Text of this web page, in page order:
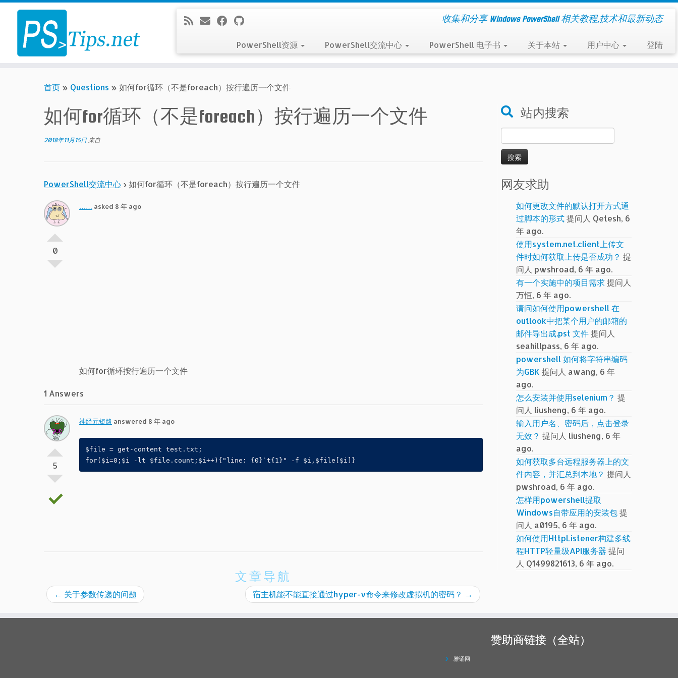
Skip
content
收集和分享 Windows PowerShell 相关教程,技术和最新动态
PowerShell资源 PowerShell交流中心 PowerShell 电子书 关于本站 用户中心 登陆
首页 » Questions » 如何for循环（不是foreach）按行遍历一个文件
如何for循环（不是foreach）按行遍历一个文件
2018年11月15日 来自
PowerShell交流中心 › 如何for循环（不是foreach）按行遍历一个文件
0
asked 8 年 ago
如何for循环按行遍历一个文件
1 Answers
5
神经元短路 answered 8 年 ago
$file = get-content test.txt;
for($i=0;$i -lt $file.count;$i++){"line: {0}`t{1}" -f $i,$file[$i]}
文章导航
← 关于参数传递的问题 宿主机能不能直接通过hyper-v命令来修改虚拟机的密码？ →
站内搜索
索：
网友求助
如何更改文件的默认打开方式通
过脚本的形式提问人 Qetesh, 6
年 ago.
使用system.net.client上传文
件时如何获取上传是否成功？ 提
问人 pwshroad, 6 年 ago.
有一个实施中的项目需求提问人
万恒, 6 年 ago.
请问如何使用powershell 在
outlook中把某个用户的邮箱的
邮件导出成.pst 文件提问人
seahillpass, 6 年 ago.
powershell 如何将字符串编码
为GBK 提问人 awang, 6 年
ago.
怎么安装并使用selenium？ 提
问人 liusheng, 6 年 ago.
输入用户名、密码后，点击登录
无效？ 提问人 liusheng, 6 年
ago.
如何获取多台远程服务器上的文
件内容，并汇总到本地？ 提问人
pwshroad, 6 年 ago.
怎样用powershell提取
Windows自带应用的安装包提
问人 a0195, 6 年 ago.
如何使用HttpListener构建多线
程HTTP轻量级API服务器 提问
人 Q1499821613, 6 年 ago.
赞助商链接（全站）
雅诵网